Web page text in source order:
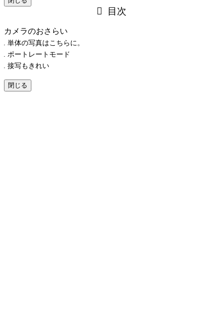
目次
カメラのおさらい
単体の写真はこちらに。
ポートレートモード
接写もきれい
閉じる